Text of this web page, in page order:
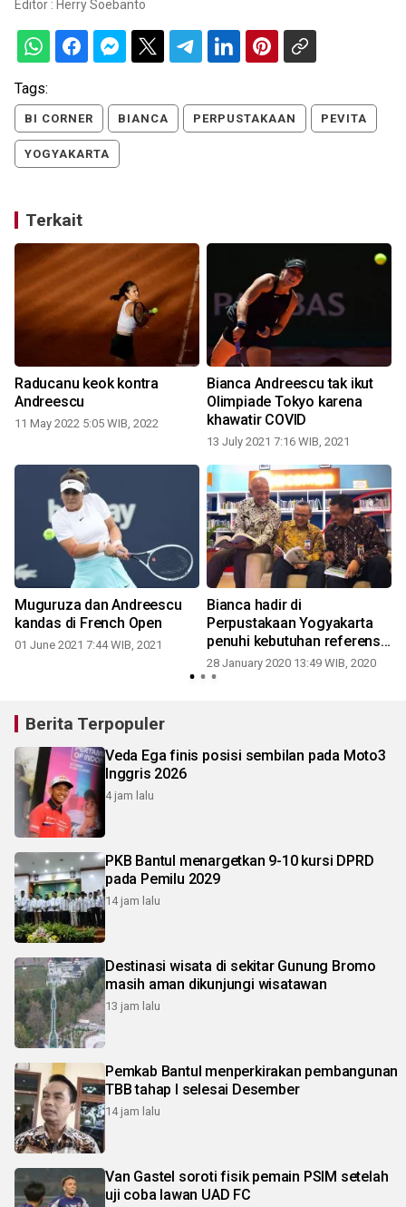
Editor : Herry Soebanto
Tags:
BI CORNER BIANCA PERPUSTAKAAN PEVITA
YOGYAKARTA
Terkait
Raducanu keok kontra
Andreescu
11 May 2022 5:05 WIB, 2022
Bianca Andreescu tak ikut
Olimpiade Tokyo karena
khawatir COVID
13 July 2021 7:16 WIB, 2021
Muguruza dan Andreescu
kandas di French Open
01 June 2021 7:44 WIB, 2021
Bianca hadir di
Perpustakaan Yogyakarta
penuhi kebutuhan referensi
perbankan-moneter
28 January 2020 13:49 WIB, 2020
Berita Terpopuler
Veda Ega finis posisi sembilan pada Moto3
Inggris 2026
4 jam lalu
PKB Bantul menargetkan 9-10 kursi DPRD
pada Pemilu 2029
14 jam lalu
Destinasi wisata di sekitar Gunung Bromo
masih aman dikunjungi wisatawan
13 jam lalu
Pemkab Bantul menperkirakan pembangunan
TBB tahap I selesai Desember
14 jam lalu
Van Gastel soroti fisik pemain PSIM setelah
uji coba lawan UAD FC